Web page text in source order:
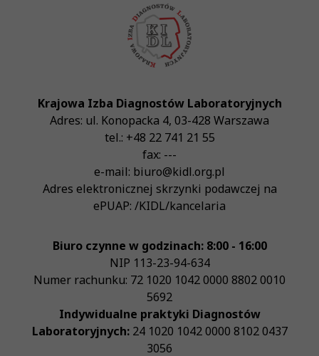
Krajowa Izba Diagnostów Laboratoryjnych
Adres: ul. Konopacka 4, 03-428 Warszawa
tel.: +48 22 741 21 55
fax: ---
e-mail: biuro@kidl.org.pl
Adres elektronicznej skrzynki podawczej na
ePUAP: /KIDL/kancelaria
Biuro czynne w godzinach: 8:00 - 16:00
NIP 113-23-94-634
Numer rachunku: 72 1020 1042 0000 8802 0010
5692
Indywidualne praktyki Diagnostów
Laboratoryjnych:24 1020 1042 0000 8102 0437
3056